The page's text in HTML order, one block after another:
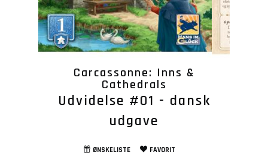
Carcassonne: Inns &
Cathedrals
Udvidelse #01 - dansk
udgave
ØNSKELISTE FAVORIT